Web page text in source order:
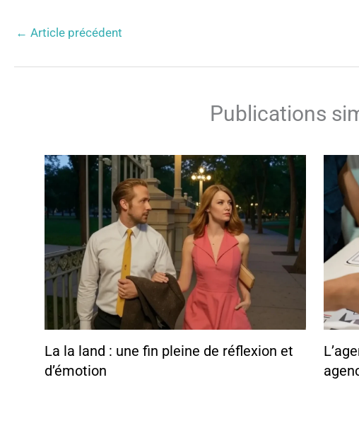
← Article précédent
Publications
La la land : une fin pleine de réflexion et
d’émotion